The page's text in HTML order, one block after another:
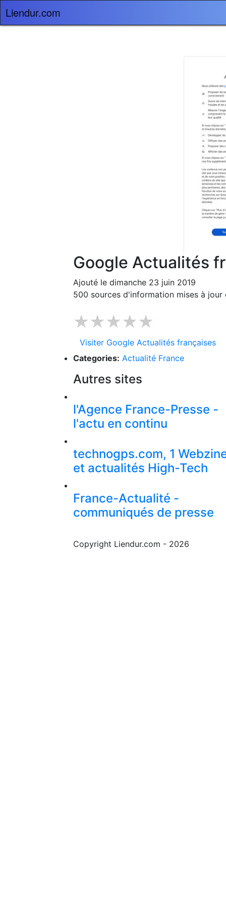
Liendur.com
Google Actualités
Ajouté le dimanche 23 juin 2019
500 sources d'information mises à jour
★★★★★
Visiter Google Actualités françaises
Categories: Actualité France
Autres sites
l'Agence France-Presse -
l'actu en continu
technogps.com, 1
et actualités High-Tech
France-Actualité -
communiqués de presse
Copyright Liendur.com - 2026